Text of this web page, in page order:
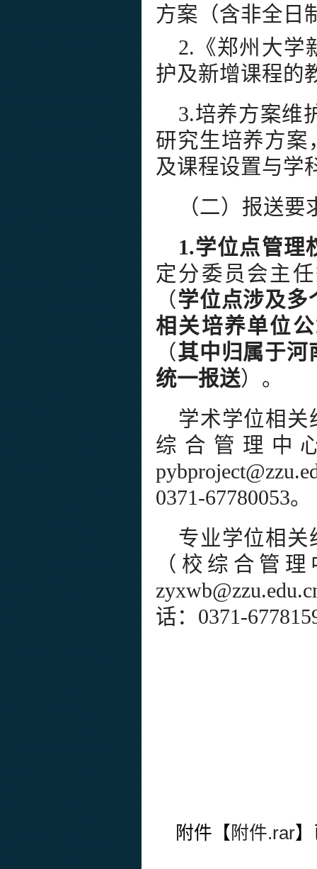
方案（含非全日
2.《郑州大学
护及新增课程的
3.培养方案维
研究生培养方案
及课程设置与学
（二）报送要
1.学位点管理
定分委员会主
（学位点涉及多
相关培养单位
（其中归属于河
统一报送）。
学术学位相关
综合管理中
0371-67780053。
专业学位相关
（校综合管
话：0371-
附件【 附件.rar